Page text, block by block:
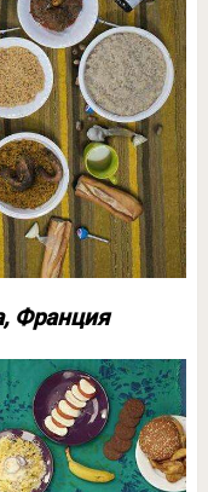
Франция